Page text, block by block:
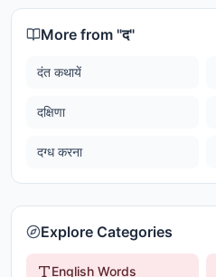
More from "द"
दंत कथायें
दक्षिणा
दग्ध करना
Explore Categories
English Words